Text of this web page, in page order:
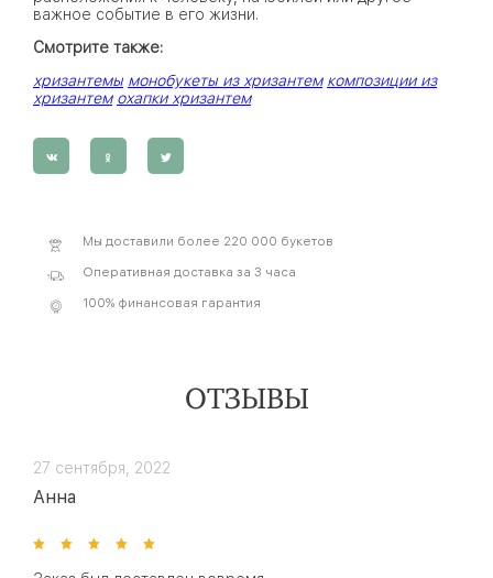
важное событие в его жизни.
Смотрите также:
хризантемы монобукеты из хризантем композиции из
хризантем охапки хризантем
Мы доставили более 220 000 букетов
Оперативная доставка за 3 часа
100% финансовая гарантия
ОТЗЫВЫ
27 сентября, 2022
Анна